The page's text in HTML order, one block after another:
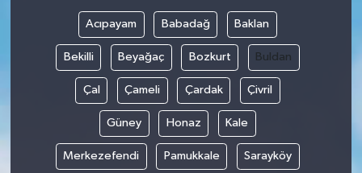
Acıpayam Babadağ Baklan
Bekilli Beyağaç Bozkurt Buldan
Çal Çameli Çardak Çivril
Güney Honaz Kale
Merkezefendi Pamukkale Sarayköy